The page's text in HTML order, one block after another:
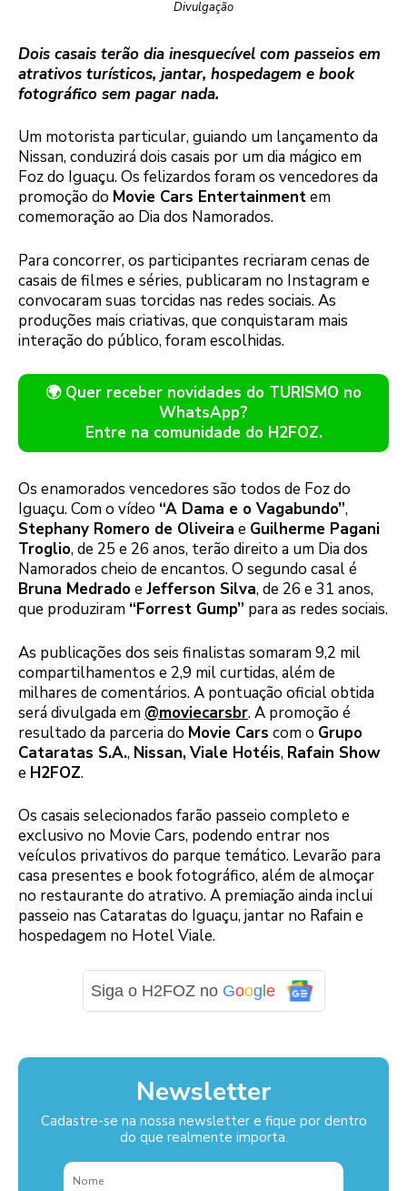
Divulgação
Dois casais terão dia inesquecível com passeios em
atrativos turísticos, jantar, hospedagem e book
fotográfico sem pagar nada.
Um motorista particular, guiando um lançamento da
Nissan, conduzirá dois casais por um dia mágico em
Foz do Iguaçu. Os felizardos foram os vencedores da
promoção do Movie Cars Entertainmentem
comemoração ao Dia dos Namorados.
Para concorrer, os participantes recriaram cenas de
casais de filmes e séries, publicaram no Instagram e
convocaram suas torcidas nas redes sociais. As
produções mais criativas, que conquistaram mais
interação do público, foram escolhidas.
🌍 Quer receber novidades do TURISMO no
WhatsApp?
Entre na comunidade do H2FOZ.
Os enamorados vencedores são todos de Foz do
Iguaçu. Com o vídeo “A Dama e o Vagabundo”,
Stephany Romero de Oliveira e Guilherme Pagani
Troglio, de 25 e 26 anos, terão direito a um Dia dos
Namorados cheio de encantos. O segundo casal é
Bruna Medradoe Jefferson Silva, de 26 e 31 anos,
que produziram “Forrest Gump” para as redes sociais.
As publicações dos seis finalistas somaram 9,2 mil
compartilhamentos e 2,9 mil curtidas, além de
milhares de comentários. A pontuação oficial obtida
será divulgada em@moviecarsbr. A promoção é
resultado da parceria do Movie Cars com o Grupo
Cataratas S.A., Nissan,Viale Hotéis, Rafain Show
e H2FOZ.
Os casais selecionados farão passeio completo e
exclusivo no Movie Cars, podendo entrar nos
veículos privativos do parque temático. Levarão para
casa presentes e book fotográfico, além de almoçar
no restaurante do atrativo. A premiação ainda inclui
passeio nas Cataratas do Iguaçu, jantar no Rafain e
hospedagem no Hotel Viale.
Siga o H2FOZ no Google
Newsletter
Cadastre-se na nossa newsletter e fique por dentro
do que realmente importa.